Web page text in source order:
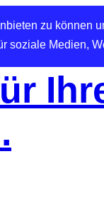
zu können
soziale Medien,